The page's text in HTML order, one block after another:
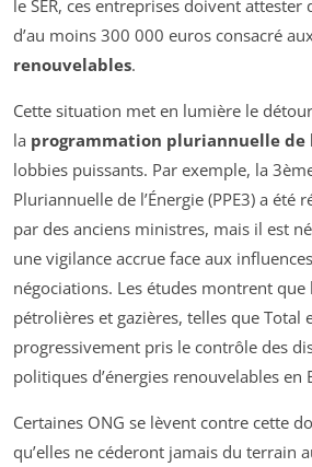
le SER, ces entreprises doivent attester
d’au moins 300 000 euros consacré
renouvelables.
Cette situation met en lumière le
la programmation pluriannuelle de
lobbies puissants. Par exemple, la
Pluriannuelle de l’Énergie (PPE3) a été
par des anciens ministres, mais il est
une vigilance accrue face aux
négociations. Les études montrent que
pétrolières et gazières, telles que Total
progressivement pris le contrôle des
politiques d’énergies renouvelables en
Certaines ONG se lèvent contre cette
qu’elles ne céderont jamais du terrain